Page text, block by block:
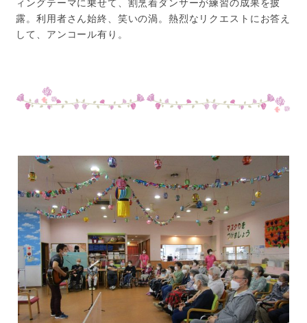
ィングテーマに乗せて、割烹着ダンサーが練習の成果を披
露。利用者さん始終、笑いの渦。熱烈なリクエストにお答え
して、アンコール有り。